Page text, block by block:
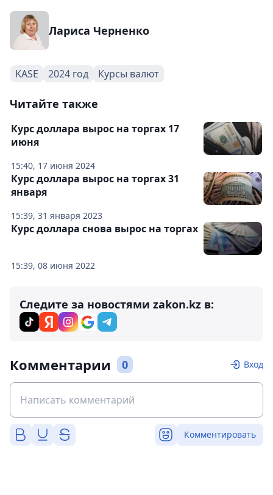
Лариса Черненко
KASE 2024 год Курсы валют
Читайте также
15:40, 17 июня 2024
Курс доллара вырос на торгах 17
июня
15:39, 31 января 2023
Курс доллара вырос на торгах 31
января
15:39, 08 июня 2022
Курс доллара снова вырос на торгах
Следите за новостями zakon.kz в:
Комментарии 0 Вход
Комментировать